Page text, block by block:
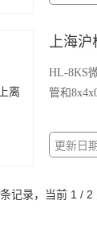
上海沪
HL-8KS
管和
更新日
记录，当前 1 /